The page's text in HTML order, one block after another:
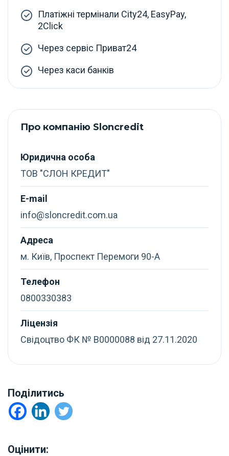
Платіжні термінали City24, EasyPay,
2Click
Через сервіс Приват24
Через каси банків
Про компанію Sloncredit
Юридична особа
ТОВ "СЛОН КРЕДИТ"
E-mail
info@sloncredit.com.ua
Адреса
м. Київ, Проспект Перемоги 90-А
Телефон
0800330383
Ліцензія
Свідоцтво ФК № В0000088 від 27.11.2020
Поділитись
Оцінити: